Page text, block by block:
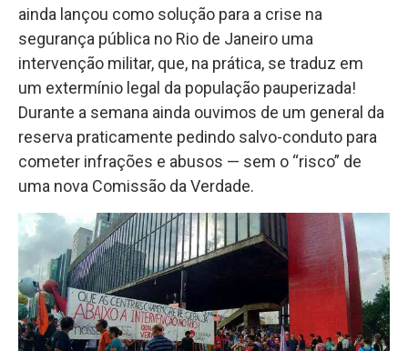
ainda lançou como solução para a crise na
segurança pública no Rio de Janeiro uma
intervenção militar, que, na prática, se traduz em
um extermínio legal da população pauperizada!
Durante a semana ainda ouvimos de um general da
reserva praticamente pedindo salvo-conduto para
cometer infrações e abusos — sem o “risco” de
uma nova Comissão da Verdade.